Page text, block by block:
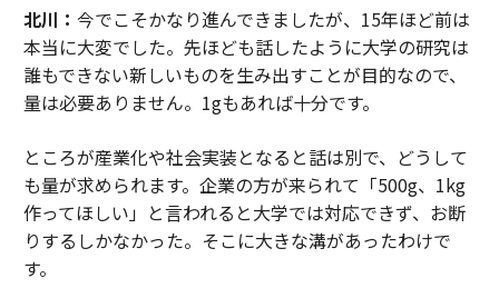
北川： 今でこそかなり進んできましたが、15年ほど前は
本当に大変でした。先ほども話したように大学の研究は
誰もできない新しいものを生み出すことが目的なので、
量は必要ありません。1gもあれば十分です。
ところが産業化や社会実装となると話は別で、どうして
も量が求められます。企業の方が来られて「500g、1kg
作ってほしい」と言われると大学では対応できず、お断
りするしかなかった。そこに大きな溝があったわけで
す。